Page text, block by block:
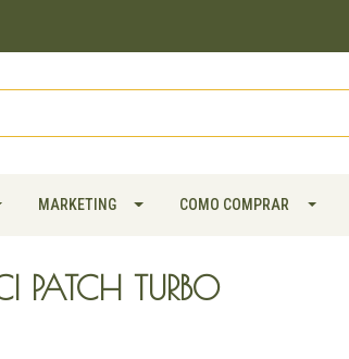
MARKETING COMO COMPRAR
PATCH TURBO